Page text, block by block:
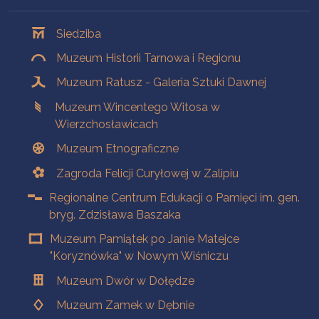
Siedziba
Muzeum Historii Tarnowa i Regionu
Muzeum Ratusz - Galeria Sztuki Dawnej
Muzeum Wincentego Witosa w
Wierzchosławicach
Muzeum Etnograficzne
Zagroda Felicji Curyłowej w Zalipiu
Regionalne Centrum Edukacji o Pamięci im. gen.
bryg. Zdzisława Baszaka
Muzeum Pamiątek po Janie Matejce
"Koryznówka" w Nowym Wiśniczu
Muzeum Dwór w Dołędze
Muzeum Zamek w Dębnie